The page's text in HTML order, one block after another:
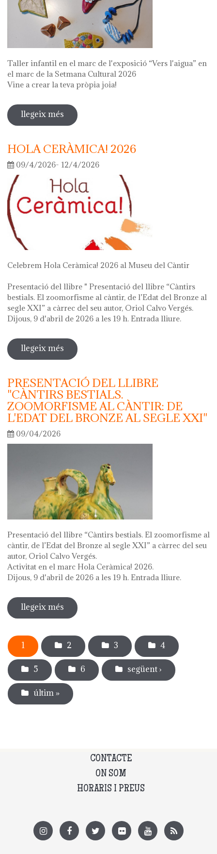
Taller infantil en el marc de l'exposició “Vers l'aigua” en
el marc de la Setmana Cultural 2026
Vine a crear la teva pròpia joia!
llegeix més sobre fes la teva joia!
HOLA CERÀMICA! 2026
09/4/2026- 12/4/2026
Celebrem Hola Ceràmica! 2026 al Museu del Càntir
Presentació del llibre " Presentació del llibre “Càntirs
bestials. El zoomorfisme al càntir, de l’Edat del Bronze al
segle XXI” a càrrec del seu autor, Oriol Calvo Vergés.
Dijous, 9 d'abril de 2026 a les 19 h. Entrada lliure.
llegeix més sobre hola ceràmica! 2026
PRESENTACIÓ DEL LLIBRE
"CÀNTIRS BESTIALS.
ZOOMORFISME AL CÀNTIR: DE
L'EDAT DEL BRONZE AL SEGLE XXI"
09/04/2026
Presentació del llibre “Càntirs bestials. El zoomorfisme al
càntir, de l’Edat del Bronze al segle XXI” a càrrec del seu
autor, Oriol Calvo Vergés.
Activitat en el marc Hola Ceràmica! 2026.
Dijous, 9 d'abril de 2026 a les 19 h. Entrada lliure.
llegeix més sobre presentació del llibre "càntirs
bestials. zoomorfisme al càntir: de
Pàgines
1 2 3 4
5 6 següent ›
últim »
CONTACTE
ON SOM
HORARIS I PREUS